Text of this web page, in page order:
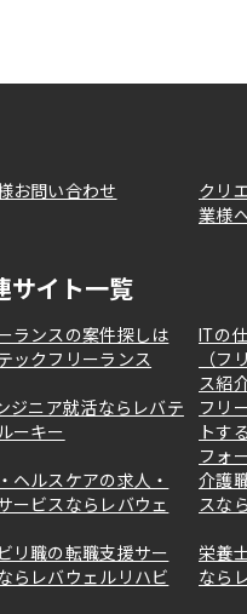
お問い合わせ
クリ
業様
サイト一覧
ランスの案件探しは
ックフリーランス
ITの
（フ
ス紹
ジニア就活ならレバテ
ーキー
フリ
トす
フォ
ヘルスケアの求人・
ービスならレバウェ
介護
スな
リ職の転職支援サー
らレバウェルリハビ
栄養
なら